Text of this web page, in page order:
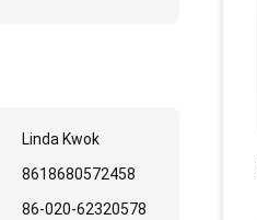
Linda Kwok
8618680572458
86-020-62320578